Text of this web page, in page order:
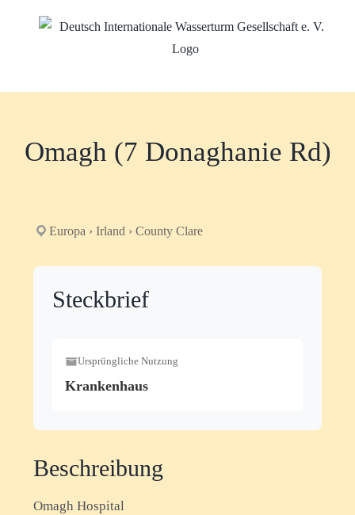
Omagh (7 Donaghanie Rd)
Europa › Irland › County Clare
Steckbrief
Ursprüngliche Nutzung
Krankenhaus
Beschreibung
Omagh Hospital